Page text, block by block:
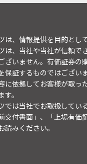
は、情報提供を目的とし
は、当社や当社が信頼で
ざいません。有価証券の
保証するものではござい
に依拠してお客様が取っ
。
では当社でお取扱してい
交付書面」、「上場有
読みください。